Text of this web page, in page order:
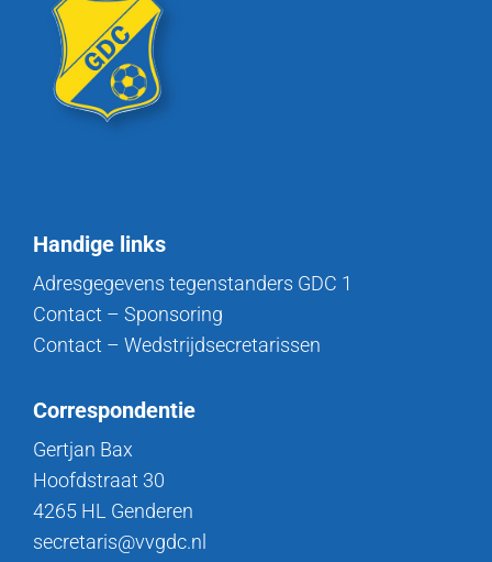
Handige links
Adresgegevens tegenstanders GDC 1
Contact – Sponsoring
Contact – Wedstrijdsecretarissen
Correspondentie
Gertjan Bax
Hoofdstraat 30
4265 HL Genderen
secretaris@vvgdc.nl